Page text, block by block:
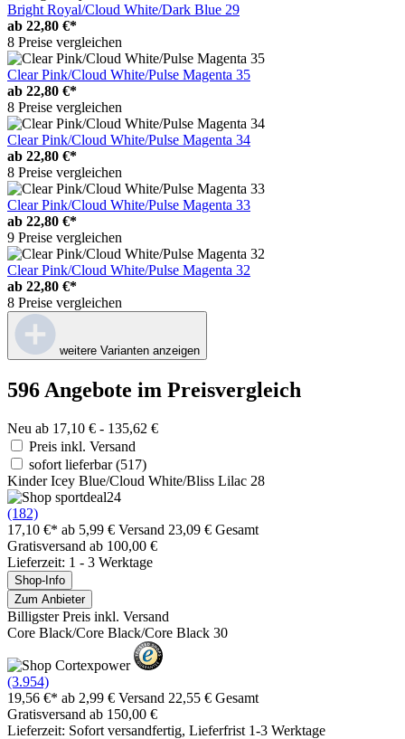
Bright Royal/Cloud White/Dark Blue 29
ab 22,80 €*
8 Preise vergleichen
Clear Pink/Cloud White/Pulse Magenta 35
ab 22,80 €*
8 Preise vergleichen
Clear Pink/Cloud White/Pulse Magenta 34
ab 22,80 €*
8 Preise vergleichen
Clear Pink/Cloud White/Pulse Magenta 33
ab 22,80 €*
9 Preise vergleichen
Clear Pink/Cloud White/Pulse Magenta 32
ab 22,80 €*
8 Preise vergleichen
weitere Varianten anzeigen
596 Angebote im Preisvergleich
Neu ab 17,10 € - 135,62 €
Preis inkl. Versand
sofort lieferbar(517)
Kinder Icey Blue/Cloud White/Bliss Lilac 28
(182)
17,10 €* ab 5,99 € Versand 23,09 € Gesamt
Gratisversand ab 100,00 €
Lieferzeit: 1 - 3 Werktage
Shop-Info
Zum Anbieter
Billigster Preis inkl. Versand
Core Black/Core Black/Core Black 30
(3.954)
19,56 €* ab 2,99 € Versand 22,55 € Gesamt
Gratisversand ab 150,00 €
Lieferzeit: Sofort versandfertig, Lieferfrist 1-3 Werktage